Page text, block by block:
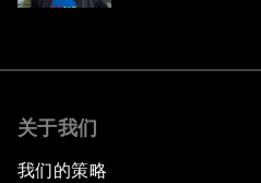
关于我们
我们的策略